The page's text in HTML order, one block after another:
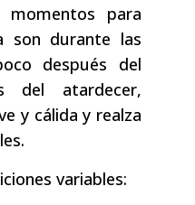
para
son durante las
después del
del atardecer,
y cálida y realza
variables: